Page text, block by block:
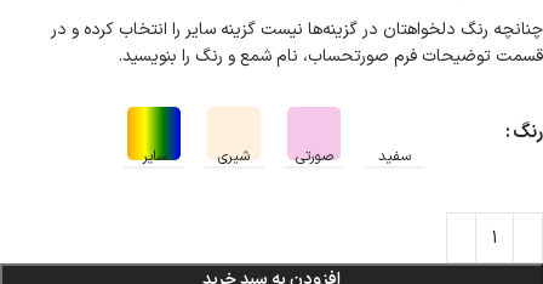
چنانچه رنگ دلخواهتان در گزینه‌ها نیست گزینه سایر را انتخاب کرده و در
قسمت توضیحات فرم صورتحساب، نام شمع و رنگ را بنویسید.
رنگ